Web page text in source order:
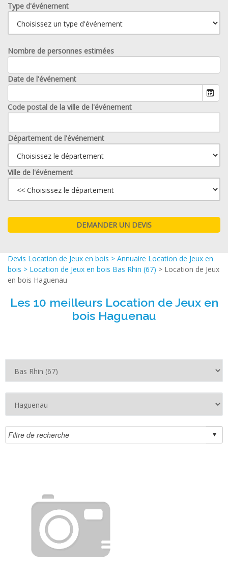
Type d'événement
Nombre de personnes estimées
Date de l'événement
Code postal de la ville de l'événement
Département de l'événement
Ville de l'événement
Devis Location de Jeux en bois > Annuaire Location de Jeux en
bois > Location de Jeux en bois Bas Rhin (67) > Location de Jeux
en bois Haguenau
Les 10 meilleurs Location de Jeux en
bois Haguenau